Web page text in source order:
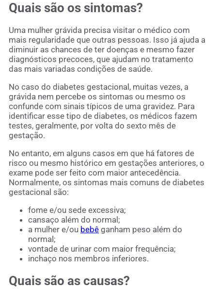
Quais são os sintomas?
Uma mulher grávida precisa visitar o médico com
mais regularidade que outras pessoas. Isso já ajuda a
diminuir as chances de ter doenças e mesmo fazer
diagnósticos precoces, que ajudam no tratamento
das mais variadas condições de saúde.
No caso do diabetes gestacional, muitas vezes, a
grávida nem percebe os sintomas ou mesmo os
confunde com sinais típicos de uma gravidez. Para
identificar esse tipo de diabetes, os médicos fazem
testes, geralmente, por volta do sexto mês de
gestação.
No entanto, em alguns casos em que há fatores de
risco ou mesmo histórico em gestações anteriores, o
exame pode ser feito com maior antecedência.
Normalmente, os sintomas mais comuns de diabetes
gestacional são:
fome e/ou sede excessiva;
cansaço além do normal;
a mulher e/ou bebê ganham peso além do
normal;
vontade de urinar com maior frequência;
inchaço nos membros inferiores.
Quais são as causas?